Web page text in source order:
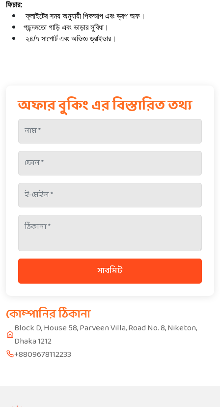
ফিচার:
ফ্লাইটের সময় অনুযায়ী পিকআপ এবং ড্রপ অফ।
পছন্দমতো গাড়ি এবং ভাড়ার সুবিধা।
২৪/৭ সাপোর্ট এবং অভিজ্ঞ ড্রাইভার।
অফার বুকিং এর বিস্তারিত তথ্য
সাবমিট
কোম্পানির ঠিকানা
Block D, House 58, Parveen Villa, Road No. 8, Niketon,
Dhaka 1212
+8809678112233